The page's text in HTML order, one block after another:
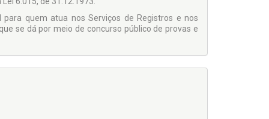
quem atua nos Serviços de Registros e nos
se dá por meio de concurso público de provas e